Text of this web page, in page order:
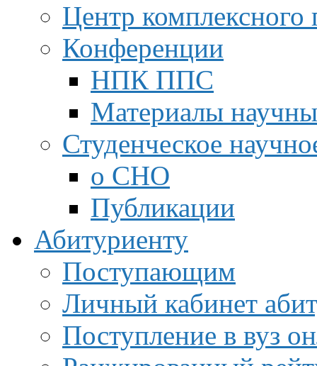
Центр
Конференции
НПК ППС
Материалы
Студенческое
о СНО
Публикации
Абитуриенту
Поступающим
Личный кабинет
Поступление в вуз